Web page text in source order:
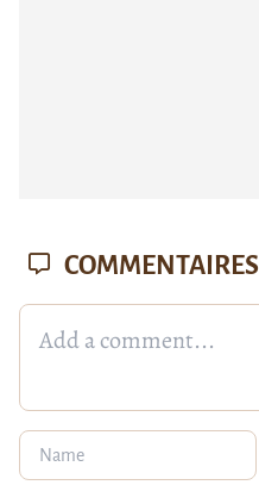
COMMENTAIRES